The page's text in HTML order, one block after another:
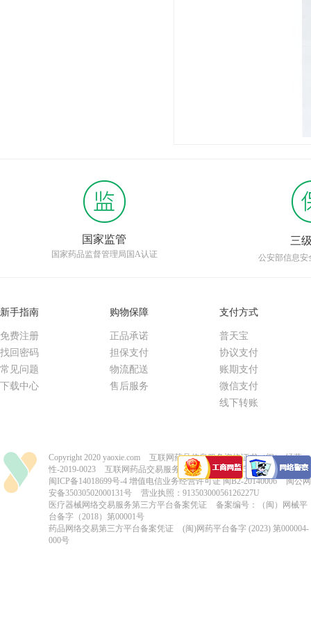
国家监管
国家药品监督管理局国A认证
三
公安部信息安
新手指南
免费注册
找回密码
常见问题
下载中心
购物保障
正品承诺
担保支付
物流配送
售后服务
支付方式
普天宝
协议支付
账期支付
微信支付
线下转账
Copyright 2020 yaoxie.com
互联网药品信息服务资格证书（闽）-经营
性-2019-0023
互联网药品交易服务资格证书-国A20150004
闽ICP备14018699号-4 增值电信业务经营许可证 闽B2-20140006
闽公网
安备35030502000131号
营业执照：91350300056126227U
医疗器械网络交易服务第三方平台备案凭证
备案编号：（闽）网械平
台备字（2018）第00001号
药品网络交易第三方平台备案凭证
(闽)网药平台备字 (2023) 第000004-
000号